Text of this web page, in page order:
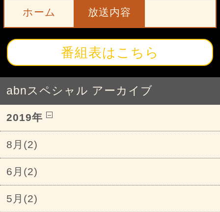
ホーム 放送内容
番組表はこちら
abnスペシャル アーカイブ
2019年
8月(2)
6月(2)
5月(2)